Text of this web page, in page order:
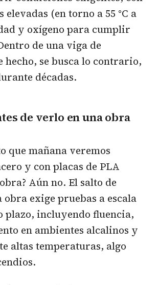
(en torno a 55 °C a
y oxígeno para cumplir
de una viga de
hecho, se busca lo contrario,
décadas.
de verlo en una obra
que mañana veremos
y con placas de PLA
Aún no. El salto de
exige pruebas a escala
plazo, incluyendo fluencia,
en ambientes alcalinos y
altas temperaturas, algo